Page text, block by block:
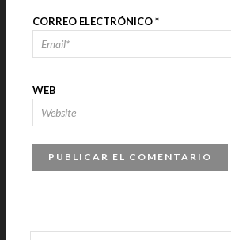
CORREO ELECTRÓNICO*
WEB